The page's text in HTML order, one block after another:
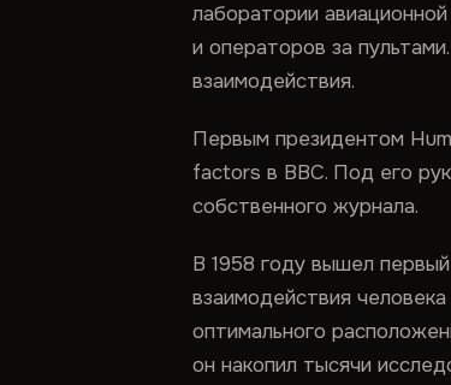
лаборатории
и операторов за
взаимодействия.
Первым президентом
factors в ВВС. Под его
собственного журнала.
В 1958 году вышел
взаимодействия
оптимального
он накопил тысячи